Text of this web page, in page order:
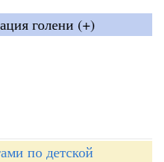
голени (+)
по детской